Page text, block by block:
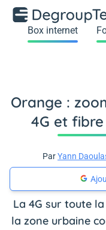
Box internet
Orange :
4G et
ParYann
La 4G sur toute
la zone urbaine